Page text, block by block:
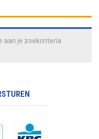
aan je zoekcriteria